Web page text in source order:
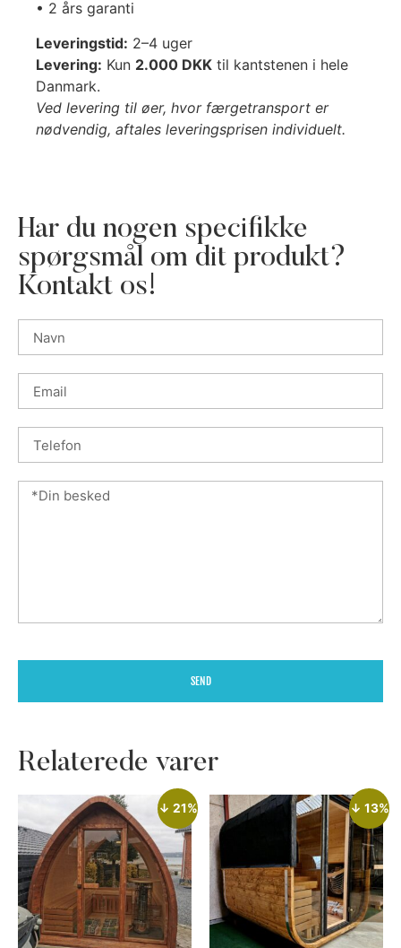
• 2 års garanti
Leveringstid: 2–4 uger
Levering: Kun 2.000 DKK til kantstenen i hele
Danmark.
Ved levering til øer, hvor færgetransport er
nødvendig, aftales leveringsprisen individuelt.
Har du nogen specifikke
spørgsmål om dit produkt?
Kontakt os!
SEND
Relaterede varer
↓ 21% ↓ 13%